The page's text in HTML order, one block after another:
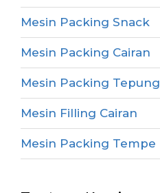
Mesin Packing Snack
Mesin Packing Cairan
Mesin Packing Tepung
Mesin Filling Cairan
Mesin Packing Tempe